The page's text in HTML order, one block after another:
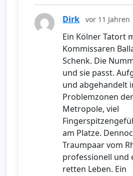
Dirk vor 11 Jahren
Ein Kölner Tatort
Kommissaren
Schenk. Die
und sie passt.
und abgehandelt
Problemzonen
Metropole, viel
am Platze.
Traumpaar vom
professionell und
retten Leben. Ein